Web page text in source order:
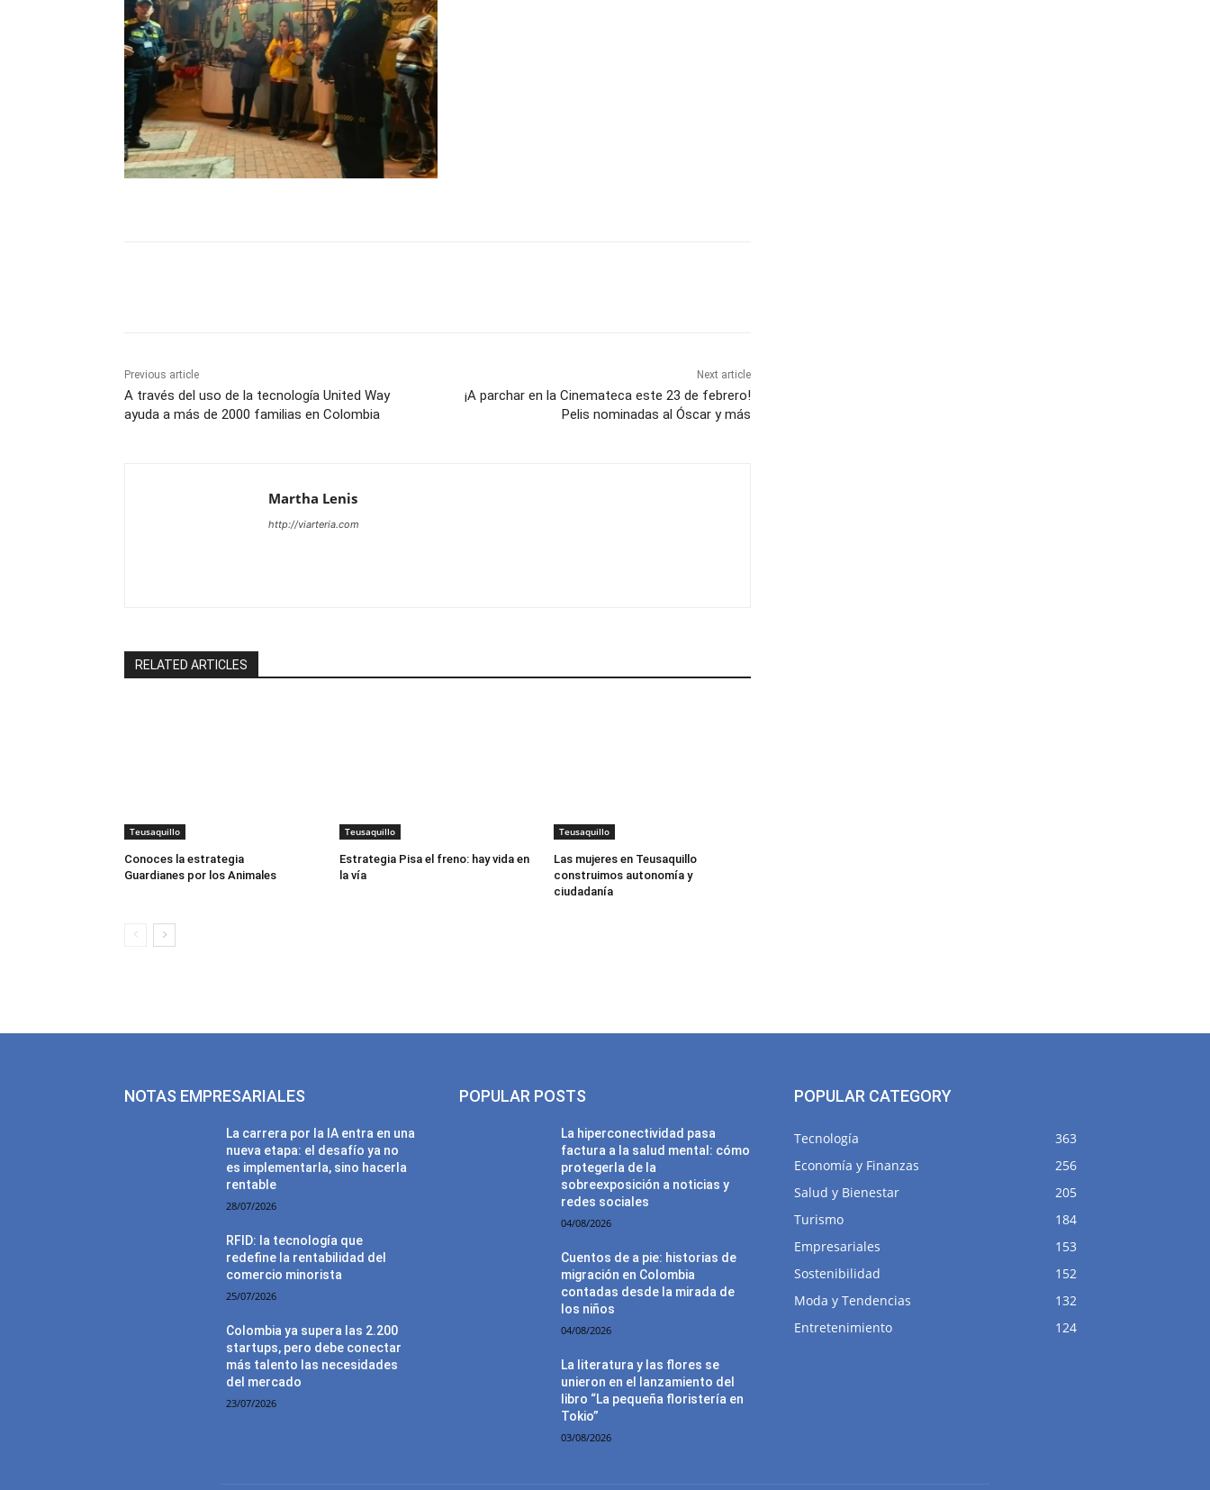
Previous article
A través del uso de la tecnología United Way
ayuda a más de 2000 familias en Colombia
Next article
¡A parchar en la Cinemateca este 23 de febrero!
Pelis nominadas al Óscar y más
Martha Lenis
http://viarteria.com
RELATED ARTICLES
Teusaquillo
Conoces la estrategia
Guardianes por los Animales
Teusaquillo
Estrategia Pisa el freno: hay vida en
la vía
Teusaquillo
Las mujeres en Teusaquillo
construimos autonomía y
ciudadanía
NOTAS EMPRESARIALES
La carrera por la IA entra en una
nueva etapa: el desafío ya no
es implementarla, sino hacerla
rentable
28/07/2026
RFID: la tecnología que
redefine la rentabilidad del
comercio minorista
25/07/2026
Colombia ya supera las 2.200
startups, pero debe conectar
más talento las necesidades
del mercado
23/07/2026
POPULAR POSTS
La hiperconectividad pasa
factura a la salud mental: cómo
protegerla de la
sobreexposición a noticias y
redes sociales
04/08/2026
Cuentos de a pie: historias de
migración en Colombia
contadas desde la mirada de
los niños
04/08/2026
La literatura y las flores se
unieron en el lanzamiento del
libro “La pequeña floristería en
Tokio”
03/08/2026
POPULAR CATEGORY
Tecnología
363
Economía y Finanzas
256
Salud y Bienestar
205
Turismo
184
Empresariales
153
Sostenibilidad
152
Moda y Tendencias
132
Entretenimiento
124